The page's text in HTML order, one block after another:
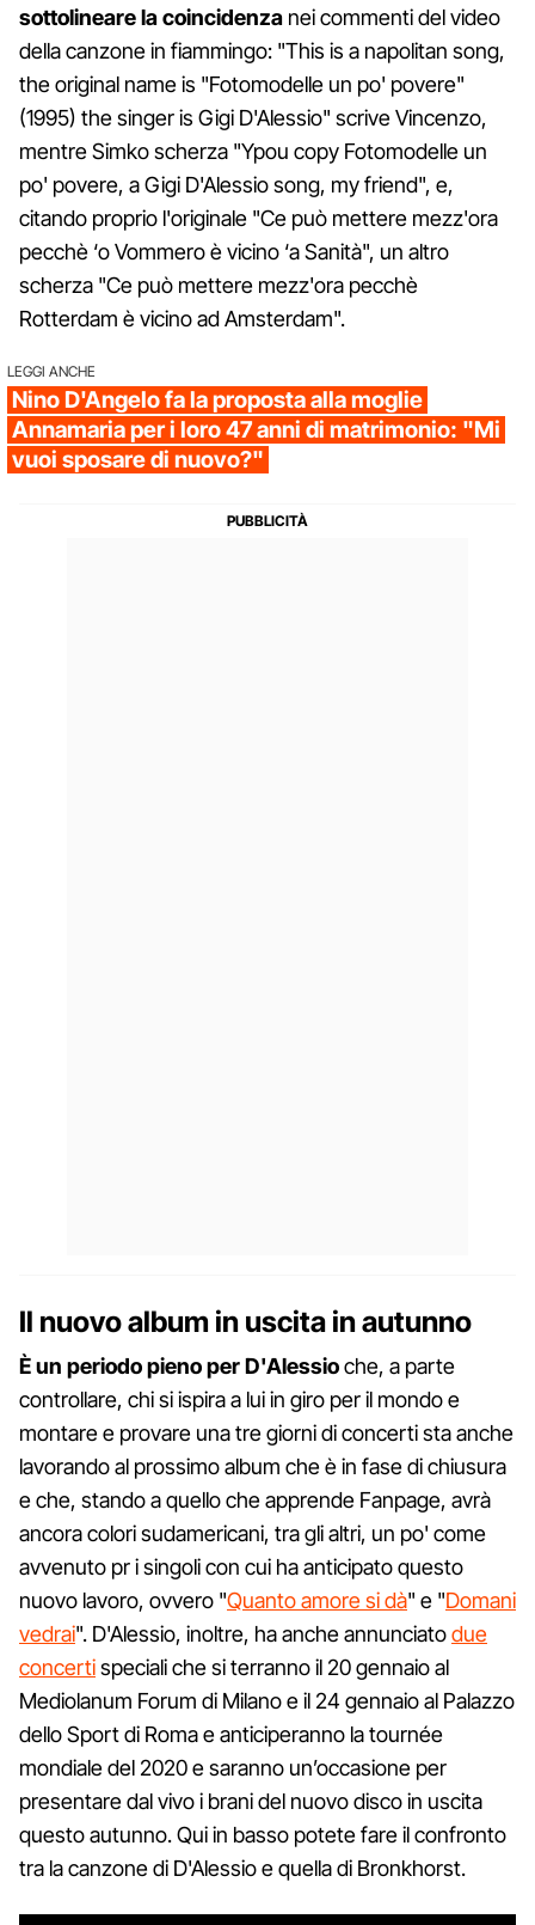
sottolineare la coincidenza nei commenti del video
della canzone in fiammingo: "This is a napolitan song,
the original name is "Fotomodelle un po' povere"
(1995) the singer is Gigi D'Alessio" scrive Vincenzo,
mentre Simko scherza "Ypou copy Fotomodelle un
po' povere, a Gigi D'Alessio song, my friend", e,
citando proprio l'originale "Ce può mettere mezz'ora
pecchè ‘o Vommero è vicino ‘a Sanità", un altro
scherza "Ce può mettere mezz'ora pecchè
Rotterdam è vicino ad Amsterdam".
LEGGI ANCHE
Nino D'Angelo fa la proposta alla moglie
Annamaria per i loro 47 anni di matrimonio: "Mi
vuoi sposare di nuovo?"
Il nuovo album in uscita in autunno
È un periodo pieno per D'Alessioche, a parte
controllare, chi si ispira a lui in giro per il mondo e
montare e provare una tre giorni di concerti sta anche
lavorando al prossimo album che è in fase di chiusura
e che, stando a quello che apprende Fanpage, avrà
ancora colori sudamericani, tra gli altri, un po' come
avvenuto pr i singoli con cui ha anticipato questo
nuovo lavoro, ovvero "Quanto amore si dà" e "Domani
vedrai". D'Alessio, inoltre, ha anche annunciatodue
concertispeciali che si terranno il 20 gennaio al
Mediolanum Forum di Milano e il 24 gennaio al Palazzo
dello Sport di Roma e anticiperanno la tournée
mondiale del 2020 e saranno un’occasione per
presentare dal vivo i brani del nuovo disco in uscita
questo autunno. Qui in basso potete fare il confronto
tra la canzone di D'Alessio e quella di Bronkhorst.